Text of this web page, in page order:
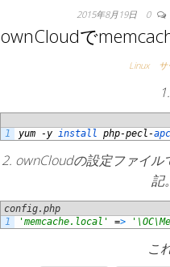
2015年8月19日 0
ownCloudで
Linux
1.
1
yum - y install php-pecl-apc
2. ownCloudの設定ファイ
記。
config.php
1
'memcache.local' =>
こ